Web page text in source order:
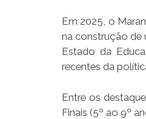
Em 2025, o
na construção de
Estado da
recentes da
Entre os
Finais (5º ao 9º